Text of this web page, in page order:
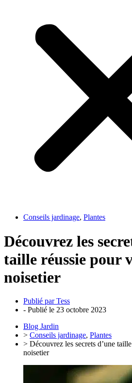
Conseils jardinage, Plantes
Découvrez les
taille réussie pour
noisetier
Publié parTess
- Publié le 23 octobre 2023
Blog Jardin
> Conseils jardinage, Plantes
> Découvrez les secrets d’une
noisetier